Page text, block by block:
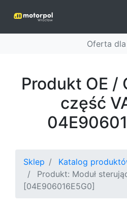
Oferta
Produkt OE /
część
Sklep
Katalog
Produkt: Moduł
[04E906016E5G0]